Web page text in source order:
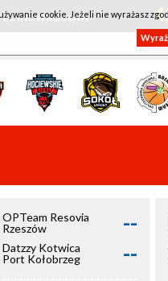
INOWROCŁAW
OPTeam Resovia
Rzeszów
--
Datzzy Kotwica
Port Kołobrzeg
--
cookie. Jeżeli nie wyrażasz